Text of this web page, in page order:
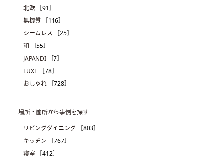
北欧
［91］
無機質
［116］
シームレス
［25］
和
［55］
JAPANDI
［7］
LUXE
［78］
おしゃれ
［728］
場所・箇所から事例を探す
リビングダイニング
［803］
キッチン
［767］
寝室
［412］